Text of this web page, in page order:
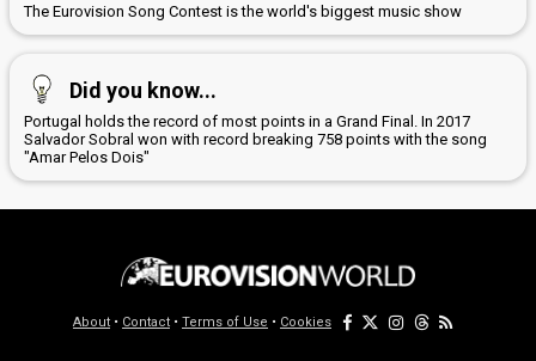
The Eurovision Song Contest is the world's biggest music show
Did you know...
Portugal holds the record of most points in a Grand Final. In 2017
Salvador Sobral won with record breaking 758 points with the song
"Amar Pelos Dois"
About • Contact • Terms of Use • Cookies